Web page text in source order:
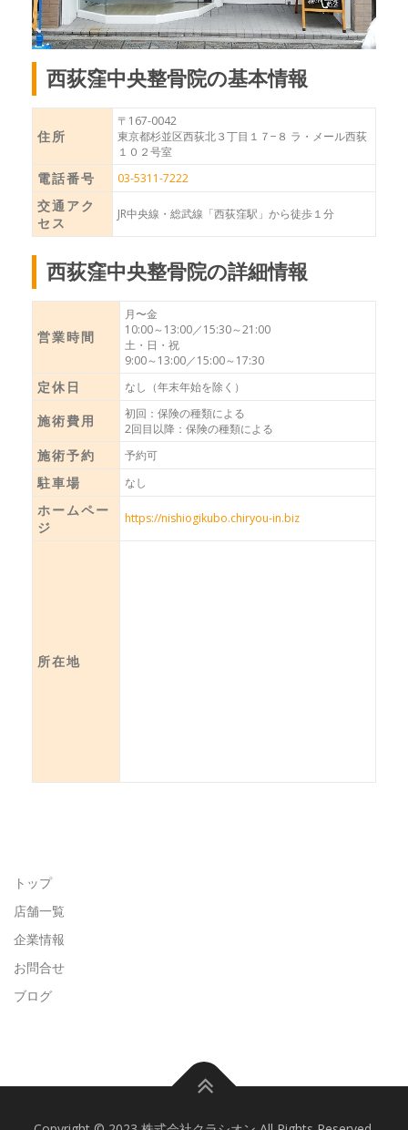
西荻窪中央整骨院の基本情報
住所
〒167-0042
東京都杉並区西荻北３丁目１７−８ ラ・メール西荻
１０２号室
電話番号 03-5311-7222
交通アク
セス
JR中央線・総武線「西荻窪駅」から徒歩１分
西荻窪中央整骨院の詳細情報
営業時間
月〜金
10:00～13:00／15:30～21:00
土・日・祝
9:00～13:00／15:00～17:30
定休日 なし（年末年始を除く）
施術費用
初回：保険の種類による
2回目以降：保険の種類による
施術予約 予約可
駐車場 なし
ホームペー
ジ
https://nishiogikubo.chiryou-in.biz
所在地
トップ
店舗一覧
企業情報
お問合せ
ブログ